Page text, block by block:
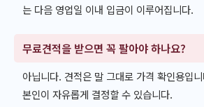
는 다음 영업일 이내 입금이 이루어집니다.
무료견적을 받으면 꼭 팔아야 하나요?
아닙니다. 견적은 말 그대로 가격 확인용입
본인이 자유롭게 결정할 수 있습니다.